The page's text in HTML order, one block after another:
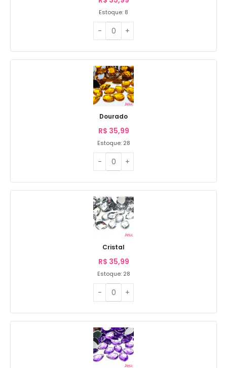
Estoque: 8
Dourado
R$ 35,99
Estoque: 28
Cristal
R$ 35,99
Estoque: 28